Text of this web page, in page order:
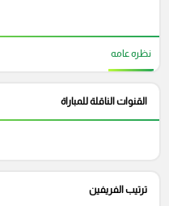
نظره عامه
القنوات الناقلة للمباراة
ترتيب الفريفين